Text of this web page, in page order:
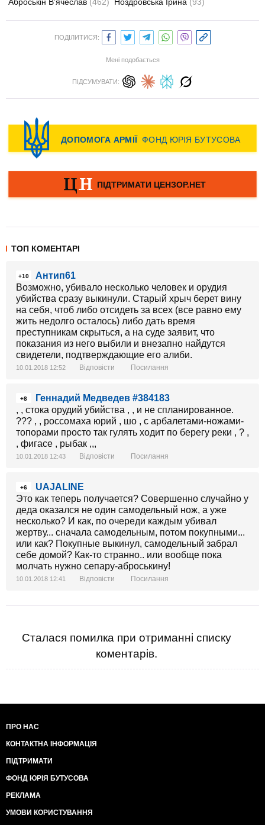
ПОДІЛИТИСЯ:
Мені подобається
ПІДСУМУВАТИ:
ТОП КОМЕНТАРІ
+10
Антип61
Возможно, убивало несколько человек и орудия
убийства сразу выкинули. Старый хрыч берет вину
на себя, чтоб либо отсидеть за всех (все равно ему
жить недолго осталось) либо дать время
преступникам скрыться, а на суде заявит, что
показания из него выбили и внезапно найдутся
свидетели, подтверждающие его алиби.
10.01.2018 12:52 Відповісти Посилання
+8
Геннадий Медведев #384183
, , стока орудий убийства , , и не спланированное.
??? , , россомаха юрий , шо , с арбалетами-ножами-
топорами просто так гулять ходит по берегу реки , ? ,
, фигасе , рыбак ,,,
10.01.2018 12:43 Відповісти Посилання
+6
UAJALINE
Это как теперь получается? Совершенно случайно у
деда оказался не один самодельный нож, а уже
несколько? И как, по очереди каждым убивал
жертву... сначала самодельным, потом покупными...
или как? Покупные выкинул, самодельный забрал
себе домой? Как-то странно.. или вообще пока
молчать нужно сепару-аброськину!
10.01.2018 12:41 Відповісти Посилання
Сталася помилка при отриманні списку
коментарів.
ПРО НАС
КОНТАКТНА ІНФОРМАЦІЯ
ПІДТРИМАТИ
ФОНД ЮРІЯ БУТУСОВА
РЕКЛАМА
УМОВИ КОРИСТУВАННЯ